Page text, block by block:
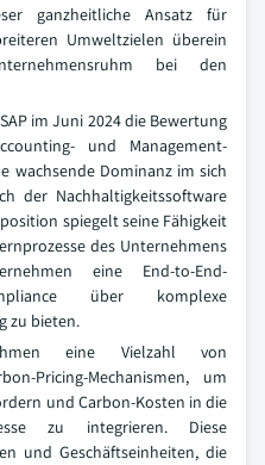
ganzheitliche Ansatz für
Umweltzielen überein
bei den
im Juni 2024 die Bewertung
und Management-
wachsende Dominanz im sich
der Nachhaltigkeitssoftware
spiegelt seine Fähigkeit
des Unternehmens
eine End-to-End-
über komplexe
zu bieten.
eine Vielzahl von
Pricing-Mechanismen, um
und Carbon-Kosten in die
zu integrieren. Diese
und Geschäftseinheiten, die